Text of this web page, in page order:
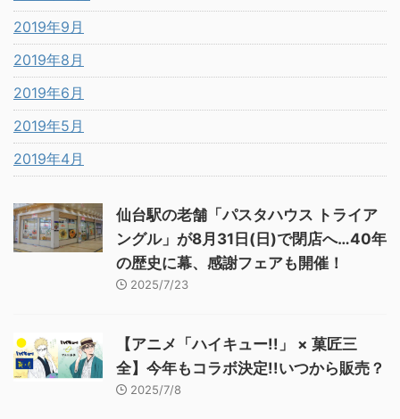
2019年9月
2019年8月
2019年6月
2019年5月
2019年4月
仙台駅の老舗「パスタハウス トライア
ングル」が8月31日(日)で閉店へ…40年
の歴史に幕、感謝フェアも開催！
2025/7/23
【アニメ「ハイキュー!!」 × 菓匠三
全】今年もコラボ決定!!いつから販売？
2025/7/8